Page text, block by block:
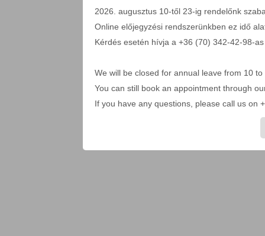
2026. augusztus 10-től 23-ig rendelőnk
Online előjegyzési rendszerünkben ez idő
Kérdés esetén hívja a +36 (70) 342-42-98-
We will be closed for annual leave from 10 to
You can still book an appointment through
If you have any questions, please call us on